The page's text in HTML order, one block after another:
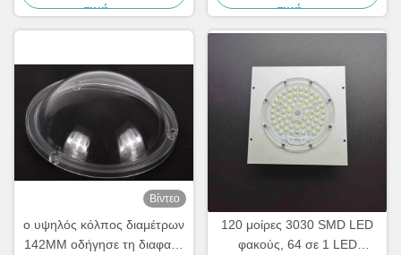
236x70mm
τιμή
30W-100W
τιμή
Βίντεο
ο υψηλός κόλπος διαμέτρων
142MM οδήγησε τη διαφανή
120 μοίρες 3030 SMD LED
φακούς, 64 σε 1 LED